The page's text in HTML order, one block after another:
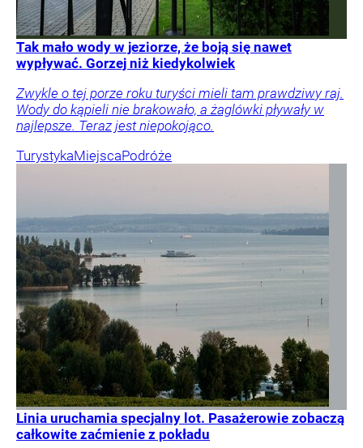
Tak mało wody w jeziorze, że boją się nawet
wypływać. Gorzej niż kiedykolwiek
Zwykle o tej porze roku turyści mieli tam prawdziwy raj.
Wody do kąpieli nie brakowało, a żaglówki pływały w
najlepsze. Teraz jest niepokojąco.
TurystykaMiejscaPodróże
Linia uruchamia specjalny lot. Pasażerowie zobaczą
całkowite zaćmienie z pokładu